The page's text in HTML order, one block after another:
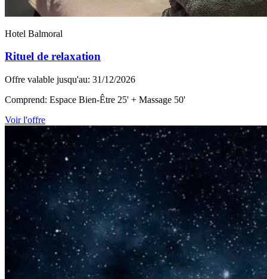
Hotel Balmoral
Rituel de relaxation
Offre valable jusqu'au: 31/12/2026
Comprend: Espace Bien-Être 25' + Massage 50'
Voir l'offre